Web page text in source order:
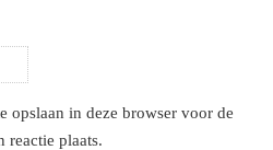
opslaan in deze browser voor de
reactie plaats.